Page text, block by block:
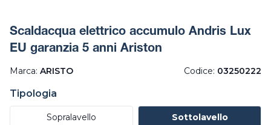
Scaldacqua elettrico accumulo Andris Lux
EU garanzia 5 anni Ariston
Marca: ARISTO Codice: 03250222
Tipologia
Sopralavello Sottolavello